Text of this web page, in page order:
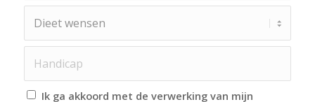
Ik ga akkoord met de verwerking van mijn